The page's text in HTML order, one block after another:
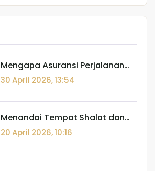
Mengapa Asuransi Perjalanan
Komersial HARAM? (Fatwa
Lajnah Daimah)
30 April 2026, 13:54
Menandai Tempat Shalat dan
Batasan I'tikaf: Panduan Fiqh
Spasial di Tanah Suci
20 April 2026, 10:16